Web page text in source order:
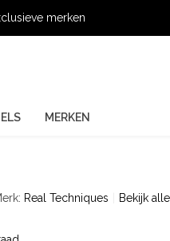
merken
MERKEN
Real Techniques Bekijk